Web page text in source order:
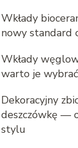
Wkłady
nowy standard
Wkłady
warto je wybrać
Dekoracyjny
deszczówkę —
stylu